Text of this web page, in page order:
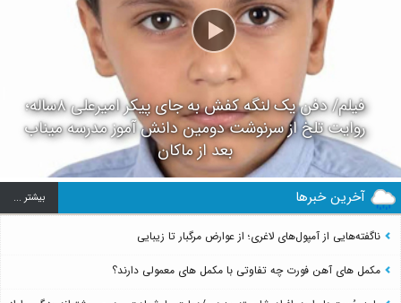
فیلم/ دفن یک لنگه کفش به جای پیکر امیرعلی ۸ساله؛
روایت تلخ از سرنوشت دومین دانش آموز مدرسه میناب
بعد از ماکان
آخرین خبرها بيشتر ...
ناگفته‌هایی از آمپول‌های لاغری؛ از عوارض مرگبار تا زیبایی
مکمل های آهن فورت چه تفاوتی با مکمل های معمولی دارند؟